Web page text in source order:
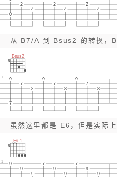
0
2
4
2
4
2
4
9
7
7
8
9
7
8
9
7
8
6
Bsus2
1
9
9
9
7
9
9
7
9
9
6
E6-1
1